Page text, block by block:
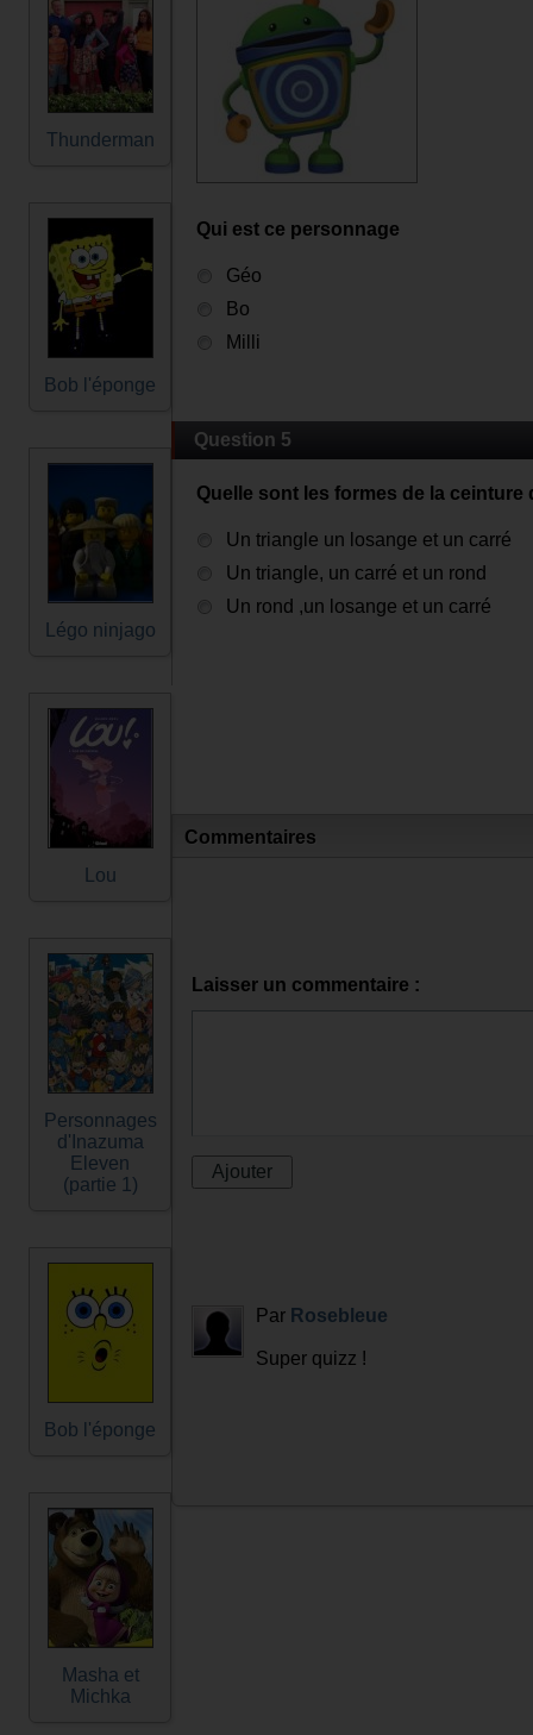
Thunderman
Bob l'éponge
Légo ninjago
Lou
Personnages
d'Inazuma
Eleven
(partie 1)
Bob l'éponge
Masha et
Michka
Qui est ce personnage
Géo
Bo
Milli
Question 5
Quelle sont les formes de la ceinture
Un triangle un losange et un carré
Un triangle, un carré et un rond
Un rond ,un losange et un carré
Commentaires
Laisser un commentaire :
Par Rosebleue
Super quizz !